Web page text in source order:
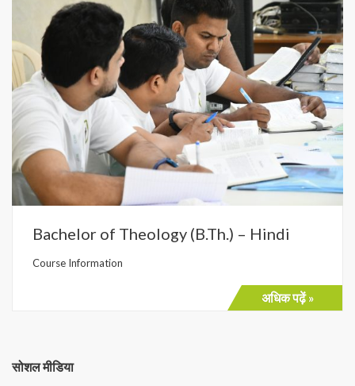
Bachelor of Theology (B.Th.) – Hindi
Course Information
अधिक पढ़ें »
सोशल मीडिया